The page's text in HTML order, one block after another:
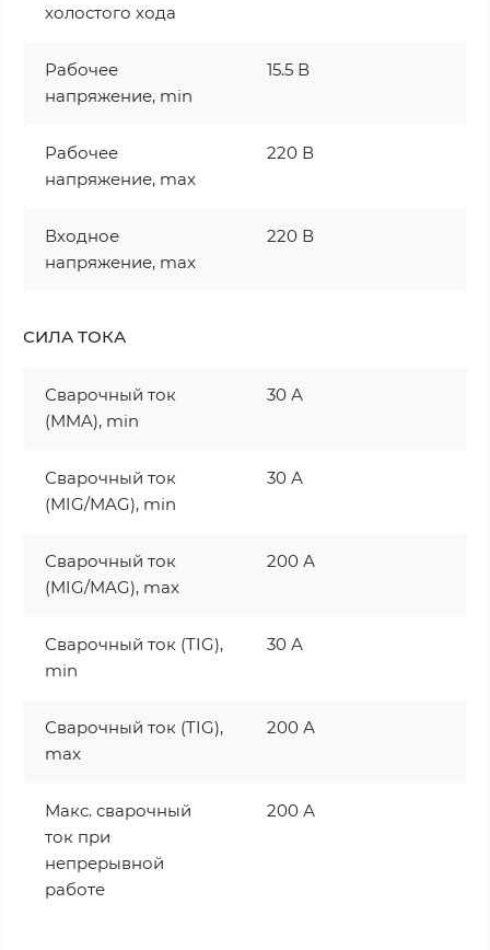
холостого хода
Рабочее
напряжение, min
15.5 В
Рабочее
напряжение, max
220 В
Входное
напряжение, max
220 В
СИЛА ТОКА
Сварочный ток
(MMA), min
30 А
Сварочный ток
(MIG/MAG), min
30 А
Сварочный ток
(MIG/MAG), max
200 А
Сварочный ток (TIG),
min
30 А
Сварочный ток (TIG),
max
200 А
Макс. сварочный
ток при
непрерывной
работе
200 А